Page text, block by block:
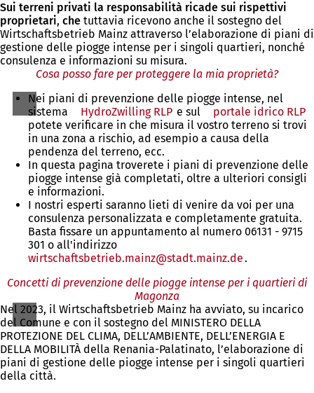
Sui terreni privati la responsabilità ricade sui rispettivi
proprietari, che tuttavia ricevono anche il sostegno del
Wirtschaftsbetrieb Mainz attraverso l’elaborazione di piani di
gestione delle piogge intense per i singoli quartieri, nonché
consulenza e informazioni su misura.
Cosa posso fare per proteggere la mia proprietà?
Nei piani di prevenzione delle piogge intense, nel
sistema
HydroZwilling RLP (Si
apre
in
nuova
scheda)
e sul portale idrico RLP
potete verificare in che misura il vostro terreno si trovi
in una zona a rischio, ad esempio a causa della
pendenza del terreno, ecc.
In questa pagina troverete i piani di prevenzione delle
piogge intense già completati, oltre a ulteriori consigli
e informazioni.
I nostri esperti saranno lieti di venire da voi per una
consulenza personalizzata e completamente gratuita.
Basta fissare un appuntamento al numero 06131 - 9715
301 o all'indirizzo
wirtschaftsbetrieb.mainz
stadt.mainz de.
Concetti di prevenzione delle piogge intense per i quartieri di
Magonza
Nel 2023, il Wirtschaftsbetrieb Mainz ha avviato, su incarico
del Comune e con il sostegno del MINISTERO DELLA
PROTEZIONE DEL CLIMA, DELL’AMBIENTE, DELL’ENERGIA E
DELLA MOBILITÀ della Renania-Palatinato, l’elaborazione di
piani di gestione delle piogge intense per i singoli quartieri
della città.